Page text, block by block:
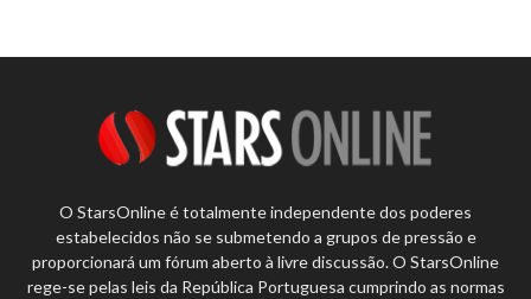
O StarsOnline é totalmente independente dos poderes
estabelecidos não se submetendo a grupos de pressão e
proporcionará um fórum aberto à livre discussão. O StarsOnline
rege-se pelas leis da República Portuguesa cumprindo as normas